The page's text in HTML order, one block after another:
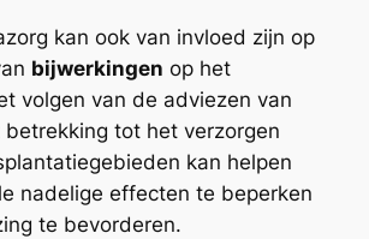
kan ook van invloed zijn op
bijwerkingen op het
volgen van de adviezen van
tot het verzorgen
kan helpen
nadelige effecten te beperken
te bevorderen.